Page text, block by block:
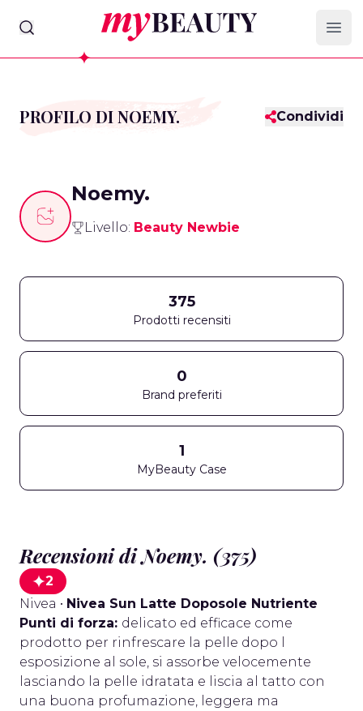
myBeauty
PROFILO DI NOEMY. Condividi
Noemy.
Livello: Beauty Newbie
375
Prodotti recensiti
0
Brand preferiti
1
MyBeauty Case
Recensioni di Noemy. (375)
2
Nivea • Nivea Sun Latte Doposole Nutriente
Punti di forza: delicato ed efficace come
prodotto per rinfrescare la pelle dopo l
esposizione al sole, si assorbe velocemente
lasciando la pelle idratata e liscia al tatto con
una buona profumazione, leggera ma